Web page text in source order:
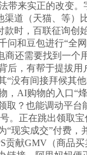
来实正的改变
道（天猫、等
时，百联征询
和豆包进行“全
还需要找到一
，有帮于提拔
没有间接拜候其
AI购物的入口“
？也能调动平
。正在跳出领取
“现实成交”付费
献GMV（商品